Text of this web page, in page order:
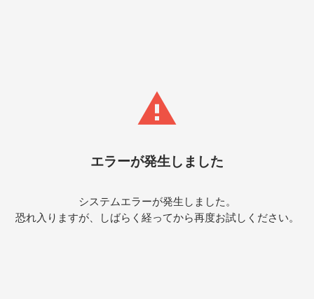
エラーが発生しました
システムエラーが発生しました。
恐れ入りますが、しばらく経ってから再度お試しください。